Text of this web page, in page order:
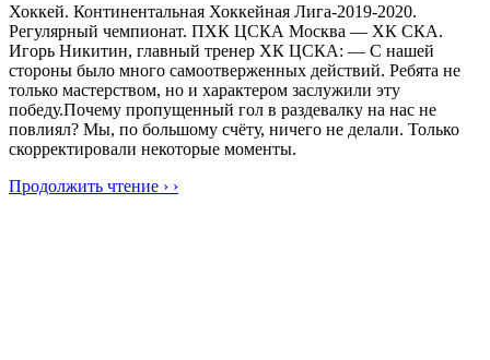
Хоккей. Континентальная Хоккейная Лига-2019-2020.
Регулярный чемпионат. ПХК ЦСКА Москва — ХК СКА.
Игорь Никитин, главный тренер ХК ЦСКА: — С нашей
стороны было много самоотверженных действий. Ребята не
только мастерством, но и характером заслужили эту
победу.Почему пропущенный гол в раздевалку на нас не
повлиял? Мы, по большому счёту, ничего не делали. Только
скорректировали некоторые моменты.
Продолжить чтение › ›